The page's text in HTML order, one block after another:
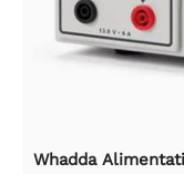
Whadda